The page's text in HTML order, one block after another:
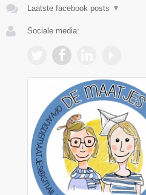
Laatste facebook posts ▼
Sociale media: